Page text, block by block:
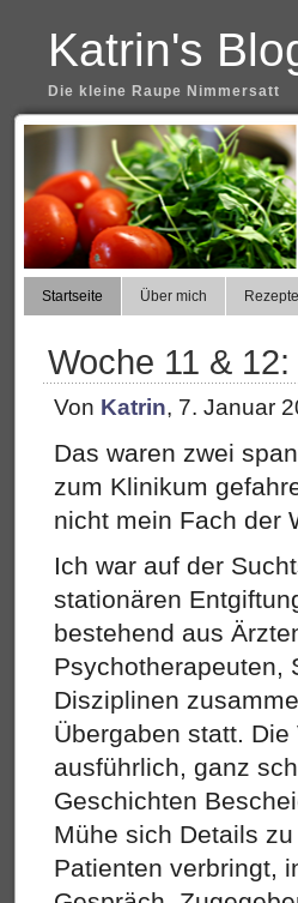
Katrin's
Die kleine Raupe Nimmersatt
Startseite Über mich Rezepte
Woche 11 &
Von Katrin, 7. Januar
Das waren zwei
zum Klinikum
nicht mein Fach der
Ich war auf der
stationären
bestehend aus
Psychotherapeuten,
Disziplinen
Übergaben statt.
ausführlich, ganz
Geschichten
Mühe sich Details
Patienten verbringt,